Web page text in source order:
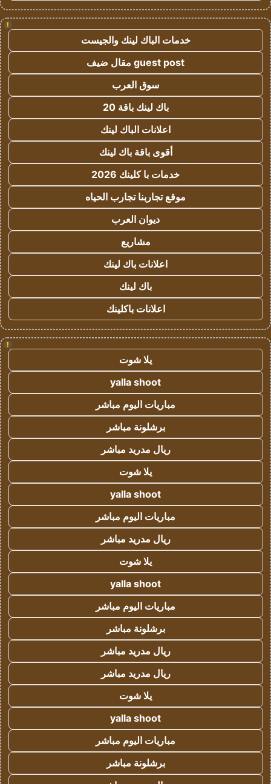
!
خدمات الباك لينك والجيست
guest post مقال ضيف
سوق العرب
باك لينك باقة 20
اعلانات الباك لينك
أقوى باقة باك لينك
خدمات با كلينك 2026
موقع تجاربنا تجارب الحياه
ديوان العرب
مشاريع
اعلانات باك لينك
باك لينك
اعلانات باكلينك
!
يلا شوت
yalla shoot
مباريات اليوم مباشر
برشلونة مباشر
ريال مدريد مباشر
يلا شوت
yalla shoot
مباريات اليوم مباشر
ريال مدريد مباشر
يلا شوت
yalla shoot
مباريات اليوم مباشر
برشلونة مباشر
ريال مدريد مباشر
ريال مدريد مباشر
يلا شوت
yalla shoot
مباريات اليوم مباشر
برشلونة مباشر